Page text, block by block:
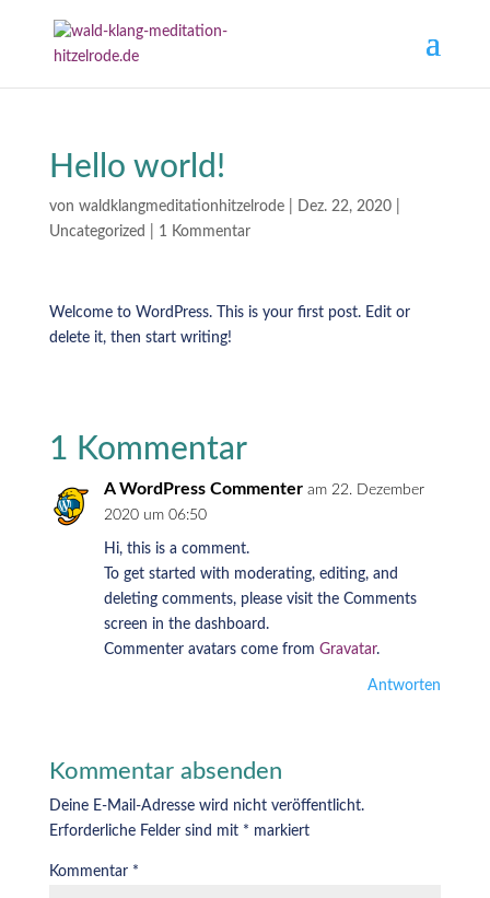
Hello world!
von waldklangmeditationhitzelrode| Dez. 22, 2020|
Uncategorized
1 Kommentar
Welcome to WordPress. This is your first post. Edit or
delete it, then start writing!
1 Kommentar
A WordPress Commenter am 22. Dezember
2020 um 06:50
Hi, this is a comment.
To get started with moderating, editing, and
deleting comments, please visit the Comments
screen in the dashboard.
Commenter avatars come from Gravatar.
Antworten
Kommentar absenden
Deine E-Mail-Adresse wird nicht veröffentlicht.
Erforderliche Felder sind mit * markiert
Kommentar *